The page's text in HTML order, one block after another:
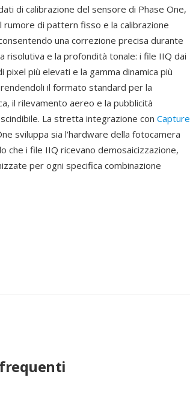
di calibrazione del sensore di Phase One,
di pattern fisso e la calibrazione
una correzione precisa durante
risolutiva e la profondità tonale: i file IIQ dai
più elevati e la gamma dinamica più
il formato standard per la
il rilevamento aereo e la pubblicità
La stretta integrazione con Capture
sviluppa sia l'hardware della fotocamera
che i file IIQ ricevano demosaicizzazione,
per ogni specifica combinazione